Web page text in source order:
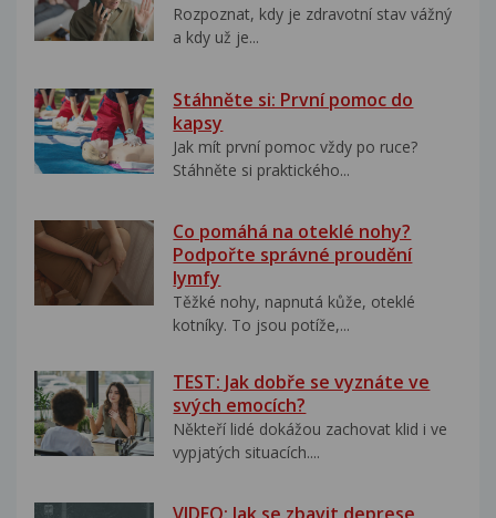
Rozpoznat, kdy je zdravotní stav vážný
a kdy už je...
Stáhněte si: První pomoc do
kapsy
Jak mít první pomoc vždy po ruce?
Stáhněte si praktického...
Co pomáhá na oteklé nohy?
Podpořte správné proudění
lymfy
Těžké nohy, napnutá kůže, oteklé
kotníky. To jsou potíže,...
TEST: Jak dobře se vyznáte ve
svých emocích?
Někteří lidé dokážou zachovat klid i ve
vypjatých situacích....